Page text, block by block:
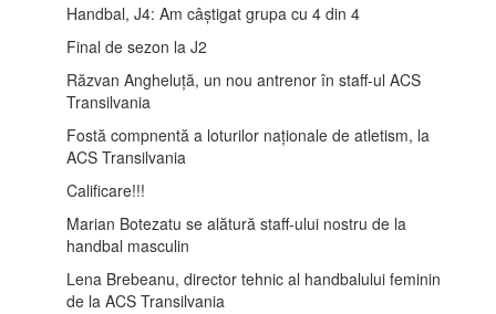
Handbal, J4: Am câștigat grupa cu 4 din 4
Final de sezon la J2
Răzvan Angheluță, un nou antrenor în staff-ul ACS
Transilvania
Fostă compnentă a loturilor naționale de atletism, la
ACS Transilvania
Calificare!!!
Marian Botezatu se alătură staff-ului nostru de la
handbal masculin
Lena Brebeanu, director tehnic al handbalului feminin
de la ACS Transilvania